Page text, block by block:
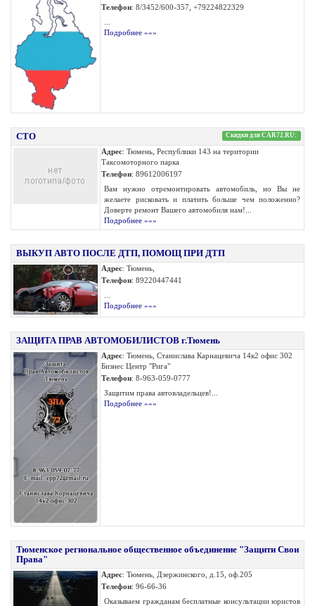
Телефон: 8/3452/600-357, +79224822329
Подробнее »»»
СТО Скидки для CAR72.RU:
Адрес: Тюмень, Республики 143 на територии
Таксомоторного парка
Телефон: 89612006197
Вам нужно отремонтировать автомобиль, но Вы не
желаете рисковать и платить больше чем положенно?
Доверте ремонт Вашего автомобиля нам!...
Подробнее »»»
ВЫКУП АВТО ПОСЛЕ ДТП, ПОМОЩ ПРИ ДТП
Адрес: Тюмень,
Телефон: 89220447441
Подробнее »»»
ЗАЩИТА ПРАВ АВТОМОБИЛИСТОВ г.Тюмень
Адрес: Тюмень, Станислава Карнацевича 14к2 офис 302
Бизнес Центр "Рига"
Телефон: 8-963-059-0777
Защитим права автовладельцев!...
Подробнее »»»
Тюменское региональное общественное объединение "Защити Свои
Права"
Адрес: Тюмень, Дзержинского, д.15, оф.205
Телефон: 96-66-36
Оказываем гражданам бесплатные консультации юристов